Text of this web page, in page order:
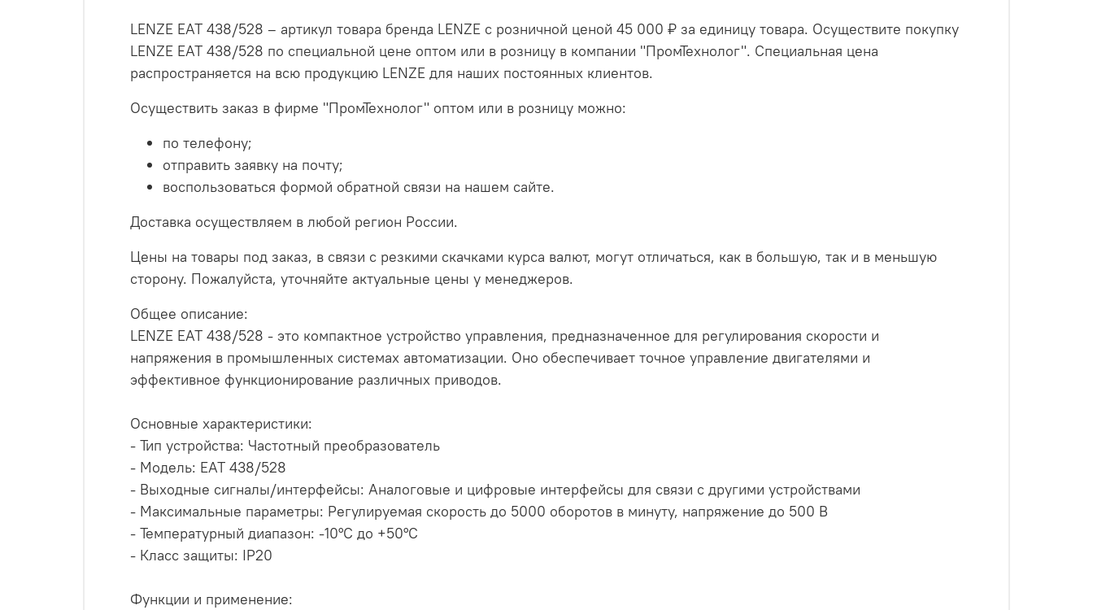
LENZE EAT 438/528 – артикул товара бренда LENZE с розничной ценой 45 000 ₽ за единицу товара. Осуществите покупку
LENZE EAT 438/528 по специальной цене оптом или в розницу в компании "ПромТехнолог". Специальная цена
распространяется на всю продукцию LENZE для наших постоянных клиентов.
Осуществить заказ в фирме "ПромТехнолог" оптом или в розницу можно:
по телефону;
отправить заявку на почту;
воспользоваться формой обратной связи на нашем сайте.
Доставка осуществляем в любой регион России.
Цены на товары под заказ, в связи с резкими скачками курса валют, могут отличаться, как в большую, так и в меньшую
сторону. Пожалуйста, уточняйте актуальные цены у менеджеров.
Общее описание:
LENZE EAT 438/528 - это компактное устройство управления, предназначенное для регулирования скорости и
напряжения в промышленных системах автоматизации. Оно обеспечивает точное управление двигателями и
эффективное функционирование различных приводов.
Основные характеристики:
- Тип устройства: Частотный преобразователь
- Модель: EAT 438/528
- Выходные сигналы/интерфейсы: Аналоговые и цифровые интерфейсы для связи с другими устройствами
- Максимальные параметры: Регулируемая скорость до 5000 оборотов в минуту, напряжение до 500 В
- Температурный диапазон: -10°C до +50°C
- Класс защиты: IP20
Функции и применение: